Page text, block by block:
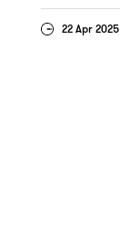
22 Apr 2025